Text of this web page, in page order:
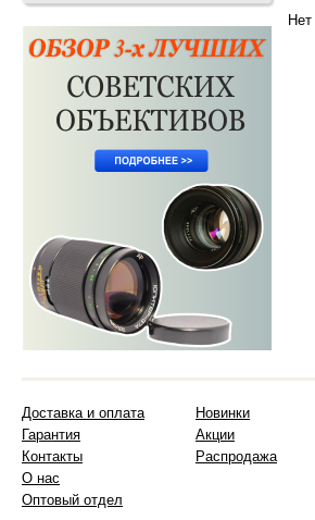
Нет
Доставка и оплата
Гарантия
Контакты
О нас
Оптовый отдел
Новинки
Акции
Распродажа